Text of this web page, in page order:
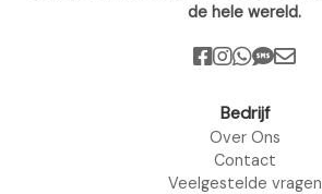
de hele wereld.
Bedrijf
Over Ons
Contact
Veelgestelde vragen